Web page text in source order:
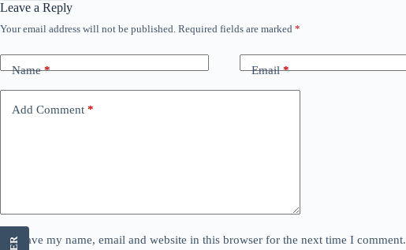
Leave a Reply
Your email address will not be published. Required fields are marked *
Name* Email*
Add Comment *
Save my name, email and website in this browser for the next time I comment.